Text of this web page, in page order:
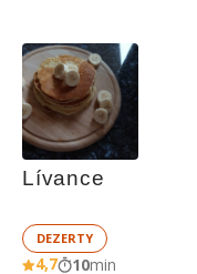
Lívance
DEZERTY
4,7 10min